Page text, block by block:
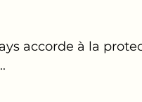
accorde à la